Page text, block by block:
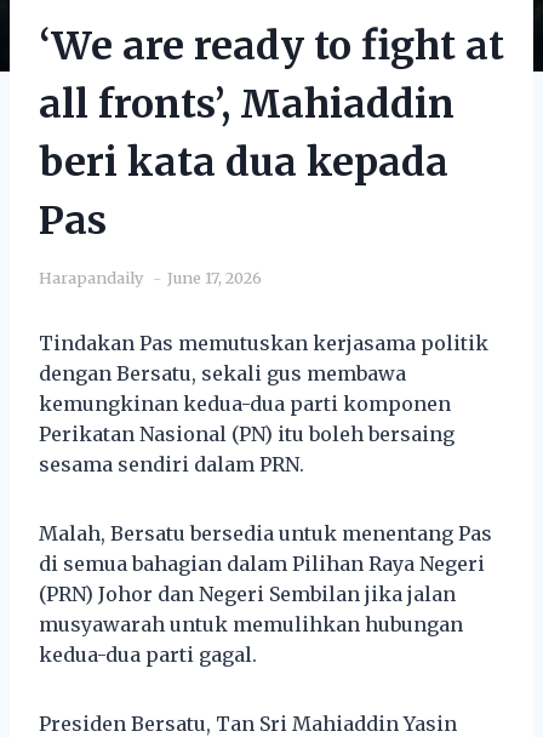
‘We are ready to fight at
all fronts’, Mahiaddin
beri kata dua kepada
Pas
Harapandaily June 17, 2026
Tindakan Pas memutuskan kerjasama politik
dengan Bersatu, sekali gus membawa
kemungkinan kedua-dua parti komponen
Perikatan Nasional (PN) itu boleh bersaing
sesama sendiri dalam PRN.
Malah, Bersatu bersedia untuk menentang Pas
di semua bahagian dalam Pilihan Raya Negeri
(PRN) Johor dan Negeri Sembilan jika jalan
musyawarah untuk memulihkan hubungan
kedua-dua parti gagal.
Presiden Bersatu, Tan Sri Mahiaddin Yasin